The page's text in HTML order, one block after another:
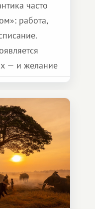
часто
работа,
— и желание
что-то